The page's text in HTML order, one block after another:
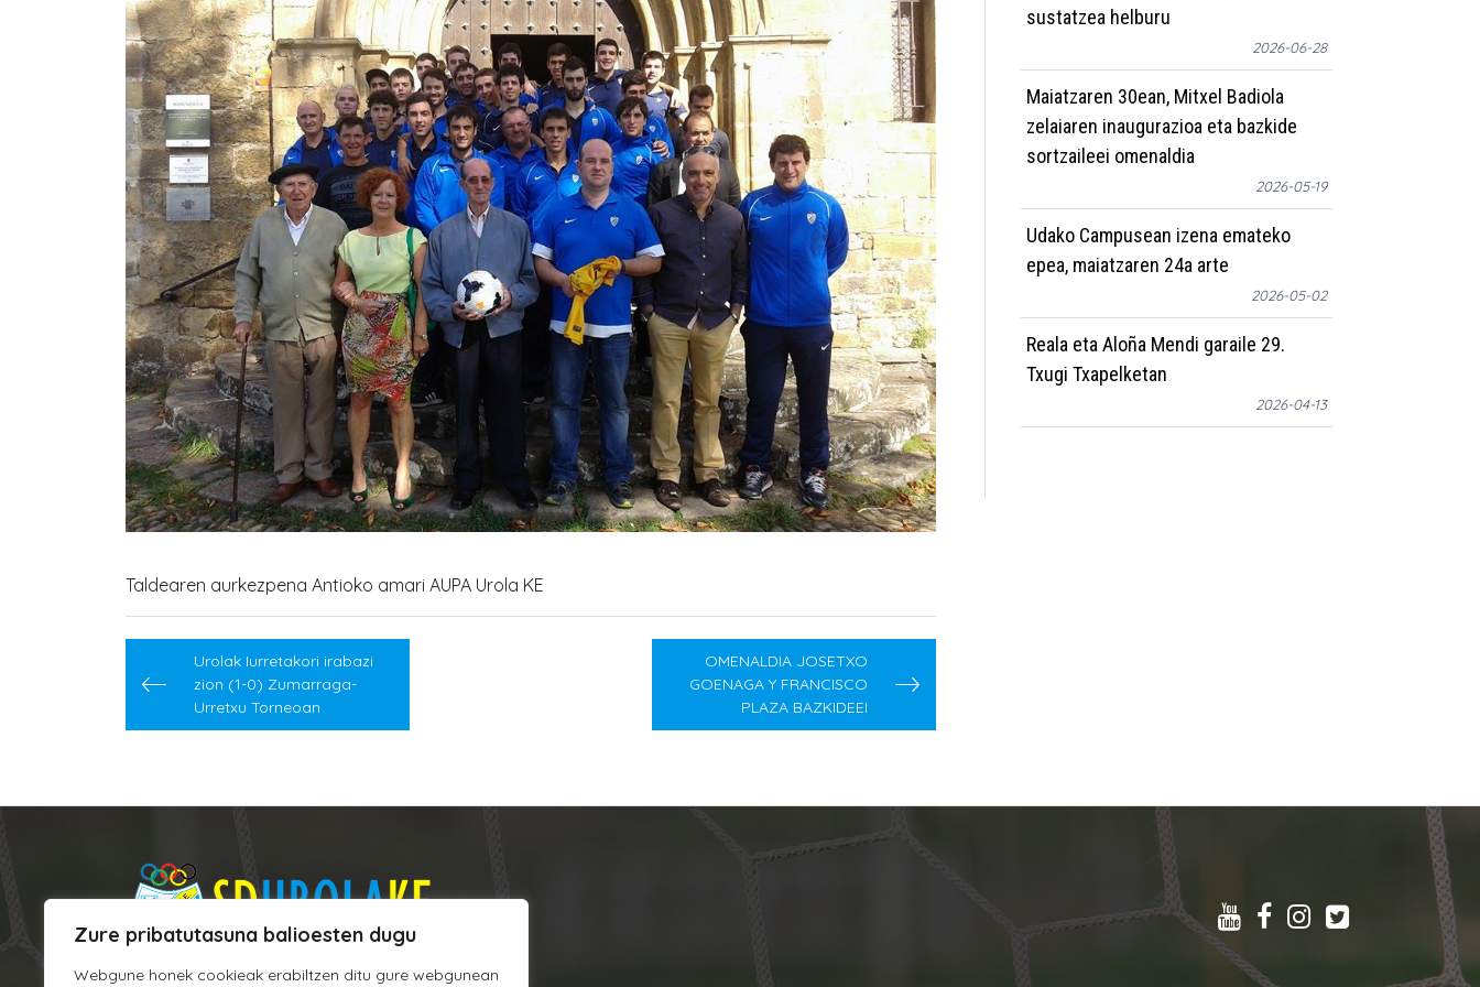
Zure pribatutasuna balioesten dugu
Webgune honek cookieak erabiltzen ditu gure webgunean
Taldearen aurkezpena Antioko amari AUPA Urola KE
Post
navigation
Urolak Iurretakori irabazi
zion (1-0) Zumarraga-
Urretxu Torneoan
OMENALDIA JOSETXO
GOENAGA Y FRANCISCO
PLAZA BAZKIDEEI
sustatzea helburu
2026-06-28
Maiatzaren 30ean, Mitxel Badiola
zelaiaren inaugurazioa eta bazkide
sortzaileei omenaldia
2026-05-19
Udako Campusean izena emateko
epea, maiatzaren 24a arte
2026-05-02
Reala eta Aloña Mendi garaile 29.
Txugi Txapelketan
2026-04-13